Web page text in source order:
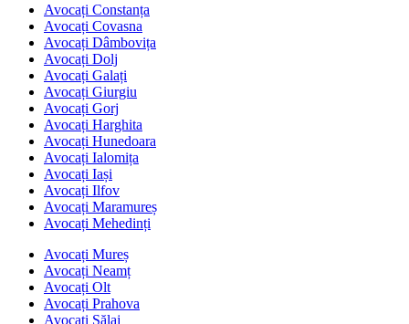
Avocați Constanța
Avocați Covasna
Avocați Dâmbovița
Avocați Dolj
Avocați Galați
Avocați Giurgiu
Avocați Gorj
Avocați Harghita
Avocați Hunedoara
Avocați Ialomița
Avocați Iași
Avocați Ilfov
Avocați Maramureș
Avocați Mehedinți
Avocați Mureș
Avocați Neamț
Avocați Olt
Avocați Prahova
Avocați Sălaj